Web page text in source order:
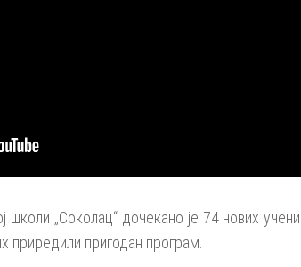
„Соколац“ дочекано је 74 нових
приредили пригодан програм.